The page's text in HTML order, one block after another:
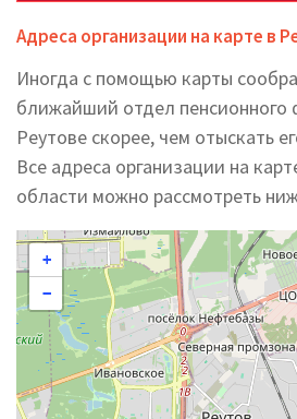
Адреса организации на карте в
Иногда с помощью карты
ближайший отдел пенсионного
Реутове скорее, чем отыскать
Все адреса организации на
области можно рассмотреть
+
−